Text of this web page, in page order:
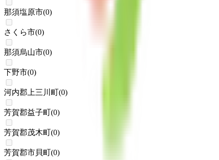
那須塩原市(0)
さくら市(0)
那須烏山市(0)
下野市(0)
河内郡上三川町(0)
芳賀郡益子町(0)
芳賀郡茂木町(0)
芳賀郡市貝町(0)